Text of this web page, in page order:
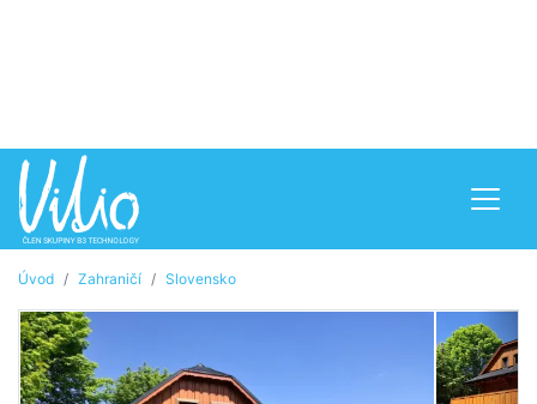
Úvod Zahraničí Slovensko